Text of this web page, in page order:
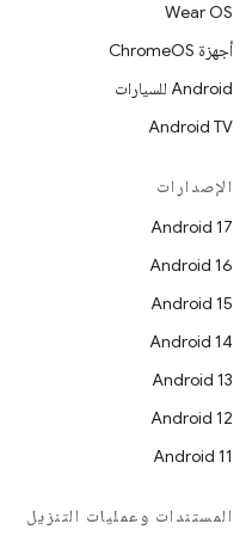
Wear OS
أجهزة ChromeOS
Android للسيارات
Android TV
الإصدارات
Android 17
Android 16
Android 15
Android 14
Android 13
Android 12
Android 11
المستندات وعمليات التنزيل